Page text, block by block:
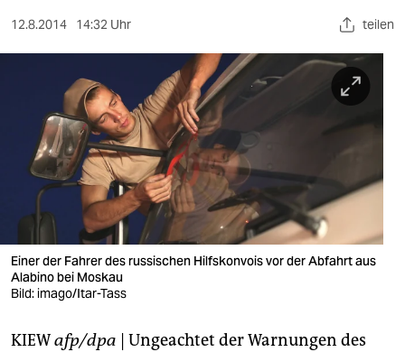
sport
nord
wahrheit
verlag
verlag
veranstaltungen
shop
fragen & hilfe
12.8.2014 14:32 Uhr teilen
Einer der Fahrer des russischen Hilfskonvois vor der Abfahrt aus
Alabino bei Moskau
Bild: imago/Itar-Tass
KIEWafp/dpa | Ungeachtet der Warnungen des